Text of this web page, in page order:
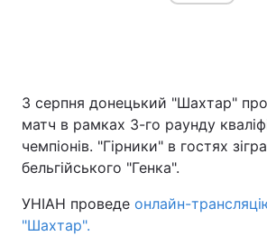
3 серпня донецький "Шахтар"
матч в рамках 3-го раунду
чемпіонів. "Гірники" в гостях
бельгійського "Генка".
УНІАН проведе онлайн-
"Шахтар".